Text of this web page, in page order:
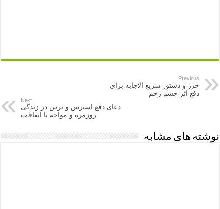
Previous
حرز و دستور سریع الاجابه برای
دفع اثر چشم زخم
Next
دعای دفع استرس و ترس در زندگی
روزمره و مواجه با اتفاقات
نوشته های مشابه